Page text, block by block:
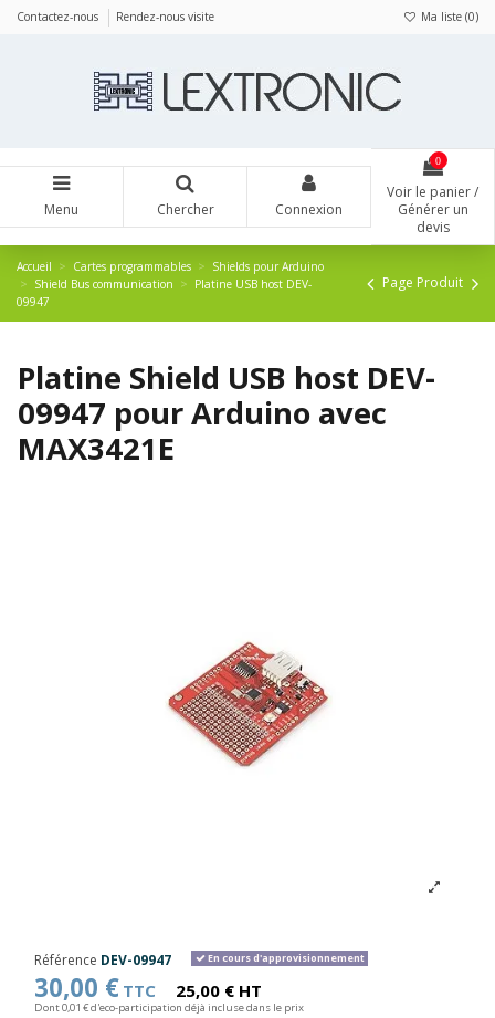
Contactez-nous Rendez-nous visite Ma liste (0)
Menu Chercher Connexion
0
Voir le panier /
Générer un
devis
Accueil Cartes programmables
Shields pour Arduino
Shield Bus communication
Platine USB host DEV-
09947
Page Produit
Platine Shield USB host DEV-
09947 pour Arduino avec
MAX3421E
Référence DEV-09947 En cours d'approvisionnement
30,00 € TTC 25,00 € HT
Dont 0,01 € d'eco-participation déjà incluse dans le prix
Panneau de gestion des cookies